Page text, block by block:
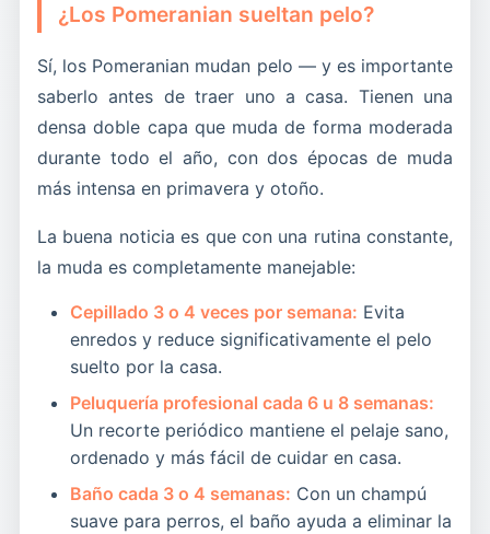
¿Los Pomeranian sueltan pelo?
Sí, los Pomeranian mudan pelo — y es importante
saberlo antes de traer uno a casa. Tienen una
densa doble capa que muda de forma moderada
durante todo el año, con dos épocas de muda
más intensa en primavera y otoño.
La buena noticia es que con una rutina constante,
la muda es completamente manejable:
Cepillado 3 o 4 veces por semana: Evita
enredos y reduce significativamente el pelo
suelto por la casa.
Peluquería profesional cada 6 u 8 semanas:
Un recorte periódico mantiene el pelaje sano,
ordenado y más fácil de cuidar en casa.
Baño cada 3 o 4 semanas: Con un champú
suave para perros, el baño ayuda a eliminar la